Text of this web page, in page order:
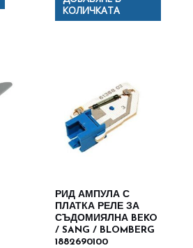
КОЛИЧКАТА
РИД АМПУЛА С
ПЛАТКА РЕЛЕ ЗА
СЪДОМИЯЛНА BEKO
/ SANG / BLOMBERG
1882690100